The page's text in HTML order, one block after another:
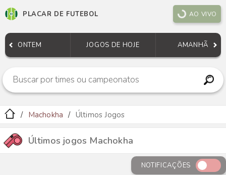
PLACAR DE FUTEBOL AO VIVO
ONTEM JOGOS DE HOJE AMANHÃ
Machokha Últimos Jogos
Últimos jogos Machokha
NOTIFICAÇÕES